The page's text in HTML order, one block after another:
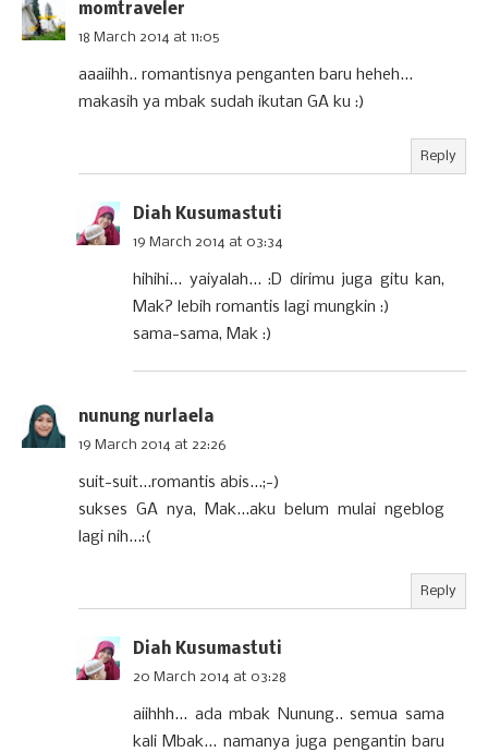
momtraveler
18 March 2014 at 11:05
aaaiihh.. romantisnya penganten baru heheh...
makasih ya mbak sudah ikutan GA ku :)
Reply
Diah Kusumastuti
19 March 2014 at 03:34
hihihi... yaiyalah... :D dirimu juga gitu kan,
Mak? lebih romantis lagi mungkin :)
sama-sama, Mak :)
nunung nurlaela
19 March 2014 at 22:26
suit-suit...romantis abis...;-)
sukses GA nya, Mak...aku belum mulai ngeblog
lagi nih...:(
Reply
Diah Kusumastuti
20 March 2014 at 03:28
aiihhh... ada mbak Nunung.. semua sama
kali Mbak... namanya juga pengantin baru